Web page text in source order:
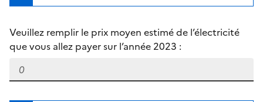
Veuillez remplir le prix moyen estimé de l’électricité
que vous allez payer sur l’année 2023 :